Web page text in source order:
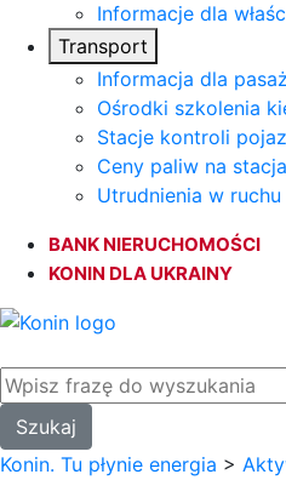
Informacje dla
Transport
Informacja dla
Ośrodki szkolenia
Stacje kontroli
Ceny paliw na
Utrudnienia w ruchu
BANK NIERUCHOMOŚCI
KONIN DLA UKRAINY
Konin. Tu płynie energia >